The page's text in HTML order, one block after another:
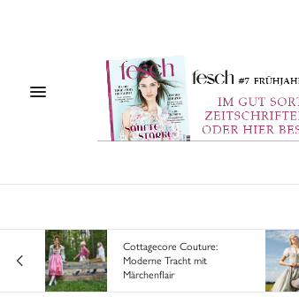
Cottagecore Couture:
Moderne Tracht mit
Märchenflair